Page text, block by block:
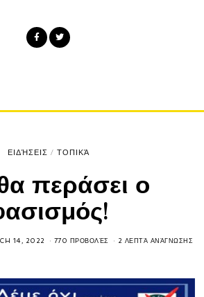
ΕΙΔΉΣΕΙΣ / ΤΟΠΙΚΆ
περάσει ο
14, 2022 770 ΠΡΟΒΟΛΈΣ 2 ΛΕΠΤΆ ΑΝΆΓΝΩΣΗΣ